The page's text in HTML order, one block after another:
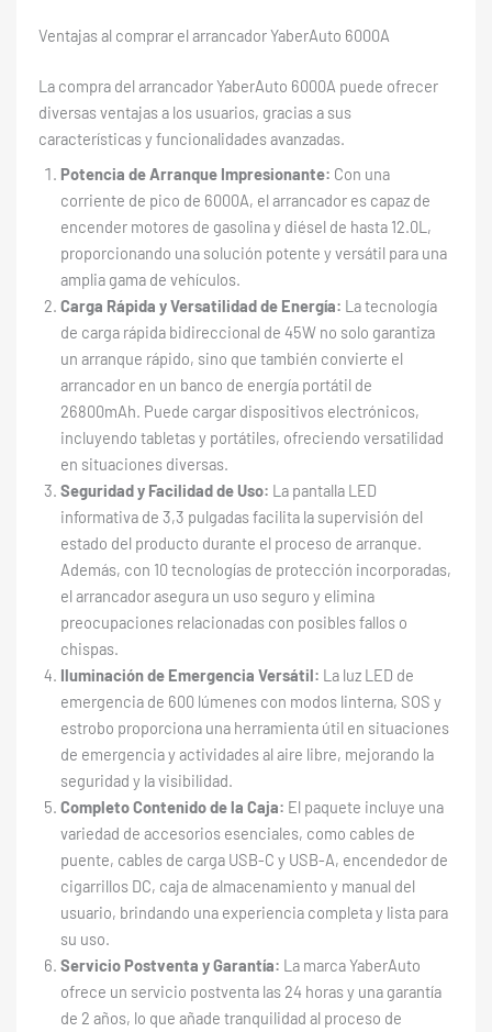
Ventajas al comprar el arrancador YaberAuto 6000A
La compra del arrancador YaberAuto 6000A puede ofrecer
diversas ventajas a los usuarios, gracias a sus
características y funcionalidades avanzadas.
Potencia de Arranque Impresionante: Con una
corriente de pico de 6000A, el arrancador es capaz de
encender motores de gasolina y diésel de hasta 12.0L,
proporcionando una solución potente y versátil para una
amplia gama de vehículos.
Carga Rápida y Versatilidad de Energía: La tecnología
de carga rápida bidireccional de 45W no solo garantiza
un arranque rápido, sino que también convierte el
arrancador en un banco de energía portátil de
26800mAh. Puede cargar dispositivos electrónicos,
incluyendo tabletas y portátiles, ofreciendo versatilidad
en situaciones diversas.
Seguridad y Facilidad de Uso: La pantalla LED
informativa de 3,3 pulgadas facilita la supervisión del
estado del producto durante el proceso de arranque.
Además, con 10 tecnologías de protección incorporadas,
el arrancador asegura un uso seguro y elimina
preocupaciones relacionadas con posibles fallos o
chispas.
Iluminación de Emergencia Versátil: La luz LED de
emergencia de 600 lúmenes con modos linterna, SOS y
estrobo proporciona una herramienta útil en situaciones
de emergencia y actividades al aire libre, mejorando la
seguridad y la visibilidad.
Completo Contenido de la Caja: El paquete incluye una
variedad de accesorios esenciales, como cables de
puente, cables de carga USB-C y USB-A, encendedor de
cigarrillos DC, caja de almacenamiento y manual del
usuario, brindando una experiencia completa y lista para
su uso.
Servicio Postventa y Garantía: La marca YaberAuto
ofrece un servicio postventa las 24 horas y una garantía
de 2 años, lo que añade tranquilidad al proceso de